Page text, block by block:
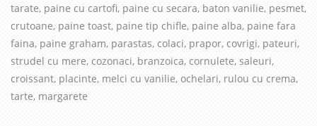
tarate, paine cu cartofi, paine cu secara, baton vanilie, pesmet,
crutoane, paine toast, paine tip chifle, paine alba, paine fara
faina, paine graham, parastas, colaci, prapor, covrigi, pateuri,
strudel cu mere, cozonaci, branzoica, cornulete, saleuri,
croissant, placinte, melci cu vanilie, ochelari, rulou cu crema,
tarte, margarete